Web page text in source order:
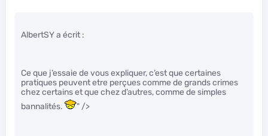
AlbertSY a écrit :
Ce que j’essaie de vous expliquer, c’est que certaines
pratiques peuvent etre perçues comme de grands crimes
chez certains et que chez d’autres, comme de simples
bannalités.
" />